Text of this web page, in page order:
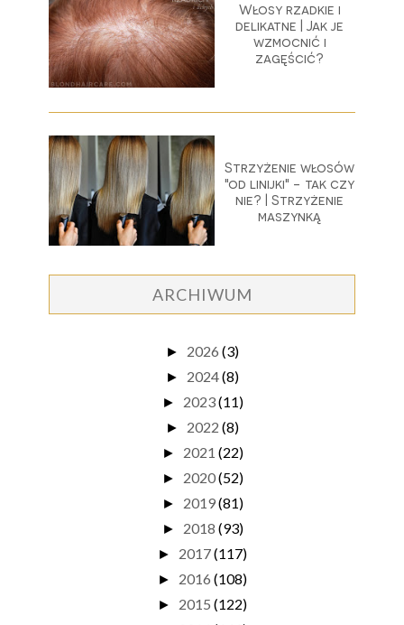
Włosy rzadkie i
delikatne | Jak je
wzmocnić i
zagęścić?
Strzyżenie włosów
"od linijki" - tak czy
nie? | Strzyżenie
maszynką
ARCHIWUM
► 2026 (3)
► 2024(8)
► 2023(11)
► 2022 (8)
► 2021 (22)
► 2020(52)
► 2019(81)
► 2018 (93)
► 2017(117)
► 2016 (108)
► 2015 (122)